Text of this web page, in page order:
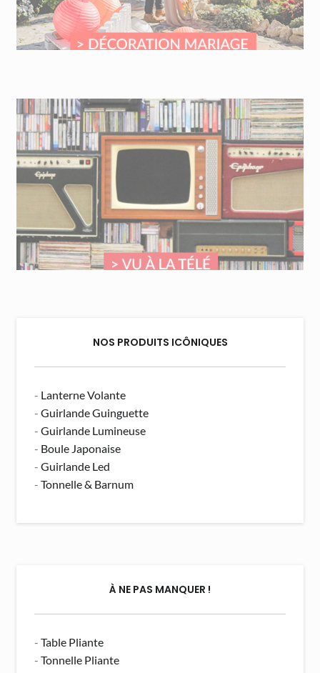
NOS PRODUITS ICÔNIQUES
- Lanterne Volante
-Guirlande Guinguette
-Guirlande Lumineuse
- Boule Japonaise
-Guirlande Led
-Tonnelle & Barnum
À NE PAS MANQUER !
-Table Pliante
-Tonnelle Pliante